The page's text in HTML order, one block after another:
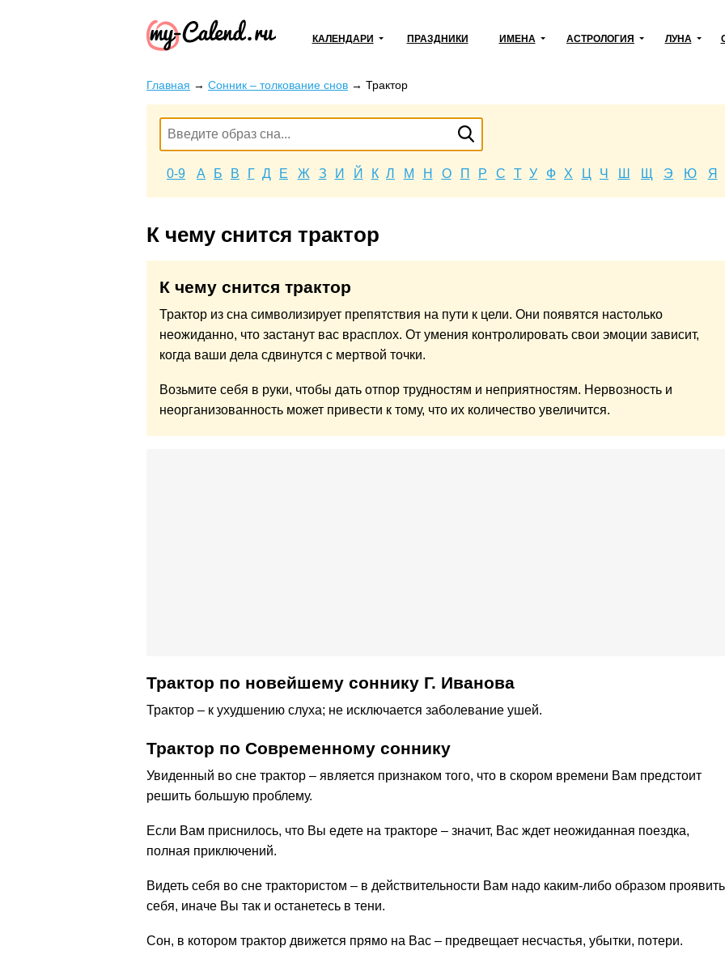
КАЛЕНДАРИ ПРАЗДНИКИ ИМЕНА АСТРОЛОГИЯ ЛУНА
Главная → Сонник – толкование снов → Трактор
0-9 А Б В Г Д Е Ж З И Й К Л М Н О П Р С Т У Ф Х Ц Ч Ш Щ Э Ю Я
К чему снится трактор
К чему снится трактор
Трактор из сна символизирует препятствия на пути к цели. Они появятся настолько
неожиданно, что застанут вас врасплох. От умения контролировать свои эмоции зависит,
когда ваши дела сдвинутся с мертвой точки.
Возьмите себя в руки, чтобы дать отпор трудностям и неприятностям. Нервозность и
неорганизованность может привести к тому, что их количество увеличится.
Трактор по новейшему соннику Г. Иванова
Трактор – к ухудшению слуха; не исключается заболевание ушей.
Трактор по Современному соннику
Увиденный во сне трактор – является признаком того, что в скором времени Вам предстоит
решить большую проблему.
Если Вам приснилось, что Вы едете на тракторе – значит, Вас ждет неожиданная поездка,
полная приключений.
Видеть себя во сне трактористом – в действительности Вам надо каким-либо образом проявить
себя, иначе Вы так и останетесь в тени.
Сон, в котором трактор движется прямо на Вас – предвещает несчастья, убытки, потери.